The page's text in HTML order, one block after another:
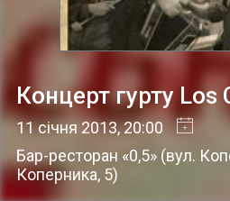
Концерт гурту Los
11 січня 2013, 20:00
Бар-ресторан «0,5» (вул.
Коперника, 5)